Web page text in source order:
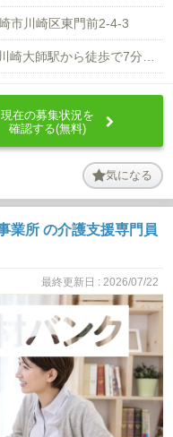
市川崎区東門前2-4-3
現在の募集状況を
確認する(無料)
気になる
業所 の介護支援専門員
最終更新日 : 2026/07/22